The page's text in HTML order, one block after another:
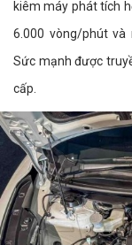
kiêm máy phát tích
6.000 vòng/phút và
Sức mạnh được
cấp.